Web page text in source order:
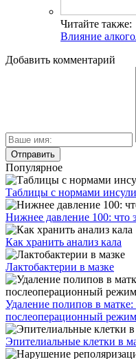
Читайте также:
Влияние
Добавить комментарий
Популярное
Таблицы с нормами
Нижнее давление 100: что
Как хранить анализ кала
Лактобактерии в мазке
Удаление полипов в матке:
послеоперационный режим
Эпителиальные клетки в